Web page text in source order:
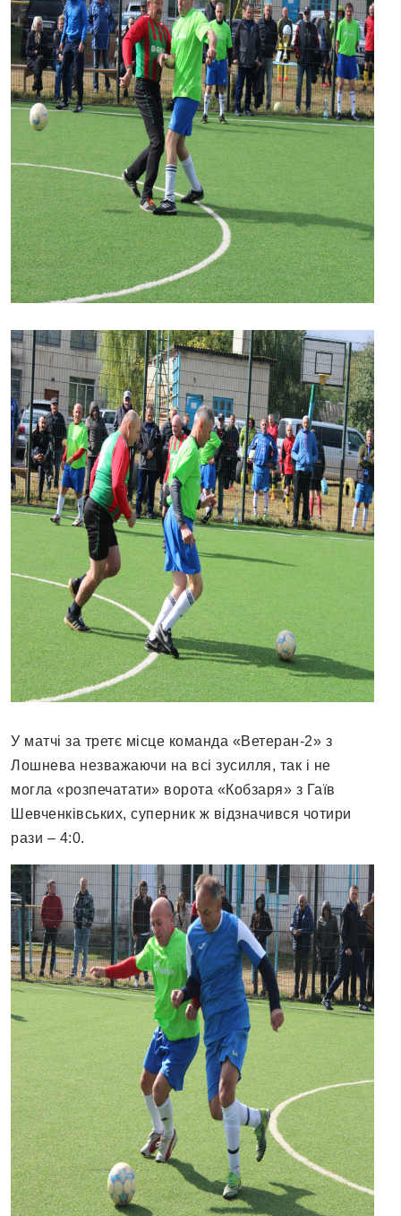
У матчі за третє місце команда «Ветеран-2» з
Лошнева незважаючи на всі зусилля, так і не
могла «розпечатати» ворота «Кобзаря» з Гаїв
Шевченківських, суперник ж відзначився чотири
рази – 4:0.